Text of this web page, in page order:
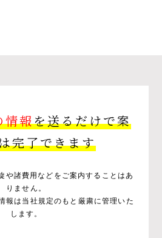
情報を送るだけで案
完了できます
や諸費用などをご案内することはあ
りません。
報は当社規定のもと厳粛に管理いた
します。